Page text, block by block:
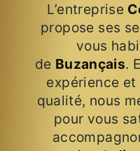
L’entreprise
propose ses
vous
de Buzançais.
expérience et
qualité, nous
pour vous